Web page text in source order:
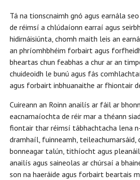
Tá na tionscnaimh gnó agus earnála
de réimsí a chlúdaíonn earraí agus
hidirnáisiúnta, chomh maith leis an
an phríomhbhéim forbairt agus
bheartas chun feabhas a chur ar an
chuideoidh le bunú agus fás
agus forbairt inbhuanaithe ar fhiontair
Cuireann an Roinn anailís ar fáil ar
eacnamaíochta de réir mar a théann
fiontair thar réimsí tábhachtacha lena
dramhaíl, fuinneamh,
bonneagar talún, tithíocht agus
anailís agus saineolas ar chúrsaí a
son na haeráide agus forbairt beartais